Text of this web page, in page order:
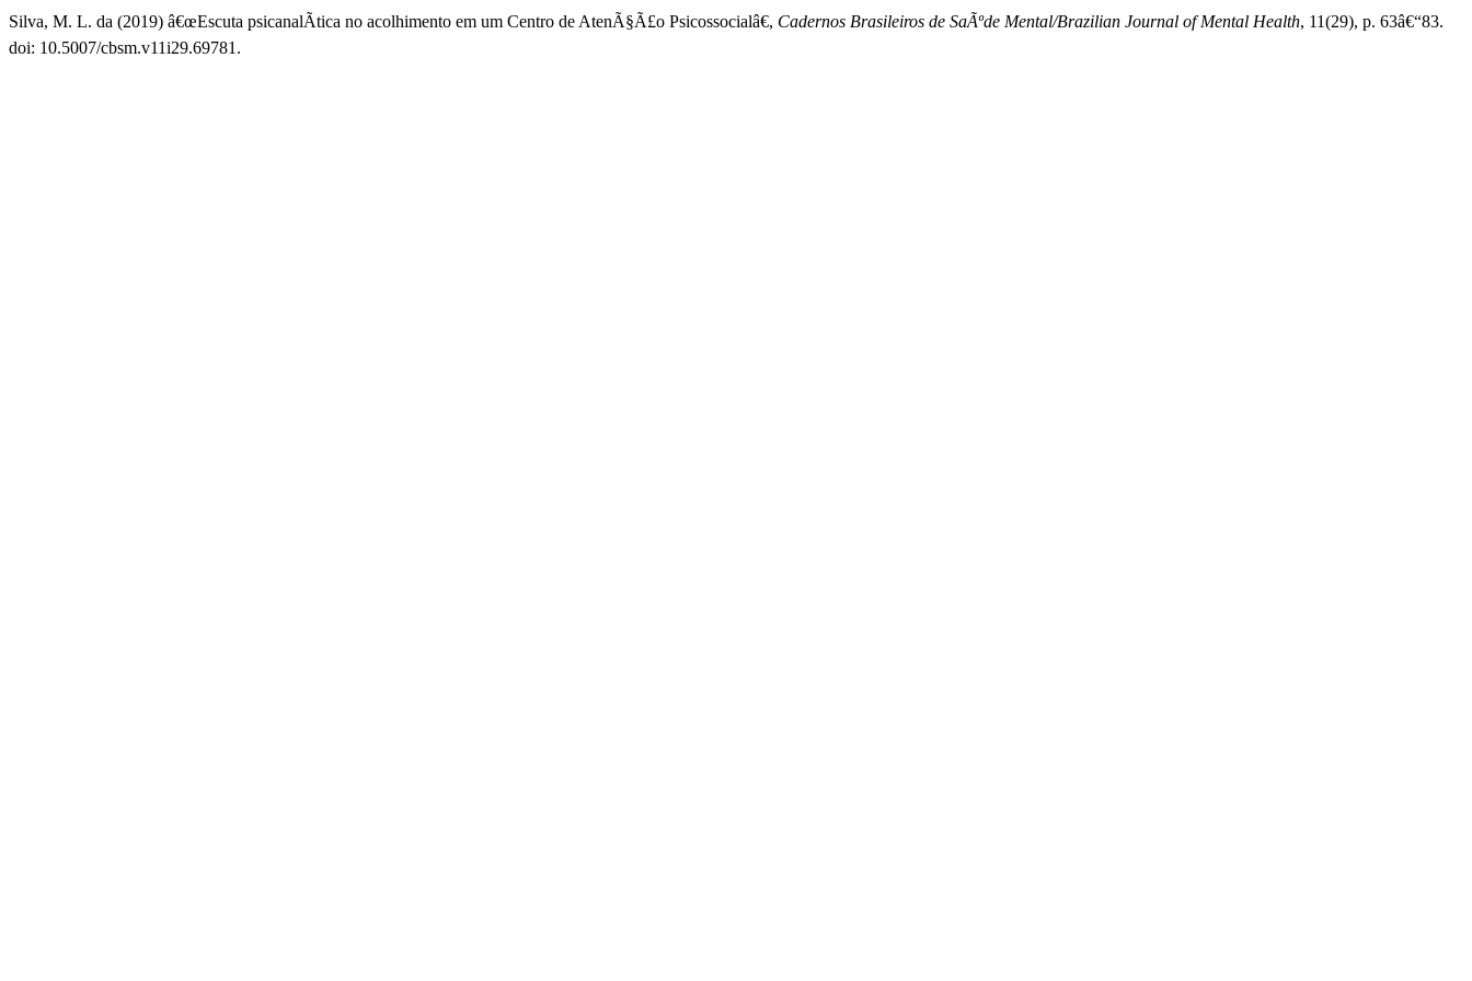
Silva, M. L. da (2019) â€œEscuta psicanalÃ­tica no acolhimento em um Centro de AtenÃ§Ã£o Psicossocialâ€, Cadernos Brasileiros de SaÃºde Mental/Brazilian Journal of Mental Health, 11(29), p. 63â€“83.
doi: 10.5007/cbsm.v11i29.69781.